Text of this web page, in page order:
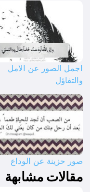
اجمل الصور عن الامل
والتفاؤل
صور حزينة عن الوداع
مقالات مشابهة